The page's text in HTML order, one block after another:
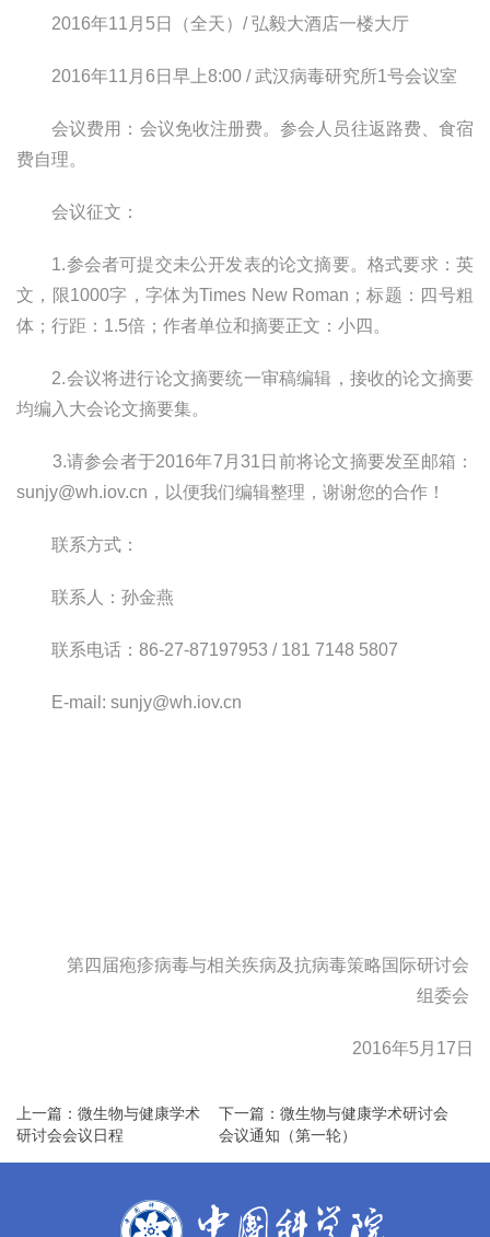
2016年11 月 5 日（全天） /弘毅大酒店一楼大厅
2016年11 月 6 日早上8:00 /武汉病毒研究所1号会议室
会议费用： 会议免收注册费。参会人员往返路费、食宿
费自理。
会议征文：
1.参会者可提交未公开发表的论文摘要。格式要求：英
文，限1000字，字体为Times New Roman ；标题：四号粗
体；行距： 1.5倍；作者单位和摘要正文：小四。
2.会议将进行论文摘要统一审稿编辑，接收的论文摘要
均编入大会论文摘要集。
3.请参会者于2016年7 月 31 日前将论文摘要发至邮箱：
sunjy@wh.iov.cn ，以便我们编辑整理，谢谢您的合作！
联系方式：
联系人：孙金燕
联系电话： 86-27-87197953 / 181 7148 5807
E-mail: sunjy@wh.iov.cn
第四届疱疹病毒与相关疾病及抗病毒策略国际研讨会
组委会
2016年5 月 17 日
上一篇：微生物与健康学术
研讨会会议日程
下一篇：微生物与健康学术研讨会
会议通知（第一轮）